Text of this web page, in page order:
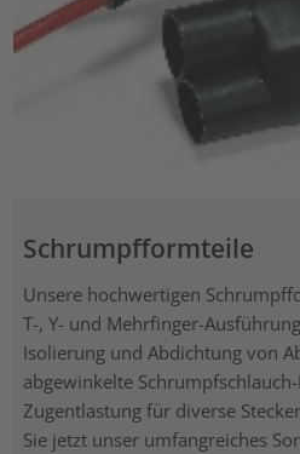
Schrumpfformteile
Unsere hochwertigen
T-, Y- und Mehrfinger-
Isolierung und Abdichtung von
abgewinkelte
Zugentlastung für diverse
Sie jetzt unser umfangreiches